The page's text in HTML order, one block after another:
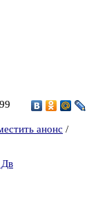
анонс /
Дв